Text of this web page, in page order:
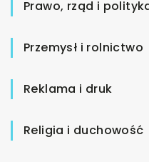
Prawo, rząd i
Przemysł i rolnictwo
Reklama i druk
Religia i duchowość